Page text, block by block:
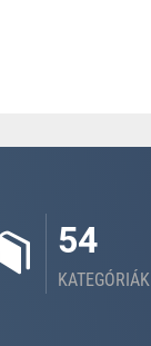
54
KATEGÓRIÁK